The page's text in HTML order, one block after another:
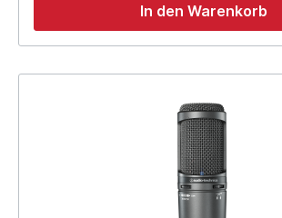
In den Warenkorb